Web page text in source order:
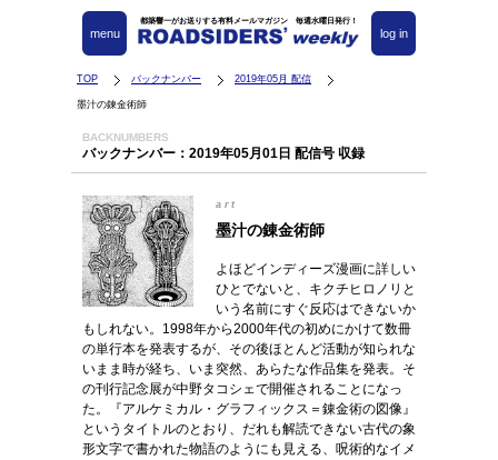
都築響一がお送りする有料メールマガジン 毎週水曜日発行！
log in
menu
TOP バックナンバー 2019年05月 配信
墨汁の錬金術師
BACKNUMBERS
バックナンバー：2019年05月01日 配信号 収録
art
墨汁の錬金術師
よほどインディーズ漫画に詳しい
ひとでないと、キクチヒロノリと
いう名前にすぐ反応はできないか
もしれない。1998年から2000年代の初めにかけて数冊
の単行本を発表するが、その後ほとんど活動が知られな
いまま時が経ち、いま突然、あらたな作品集を発表。そ
の刊行記念展が中野タコシェで開催されることになっ
た。『アルケミカル・グラフィックス＝錬金術の図像』
というタイトルのとおり、だれも解読できない古代の象
形文字で書かれた物語のようにも見える、呪術的なイメ